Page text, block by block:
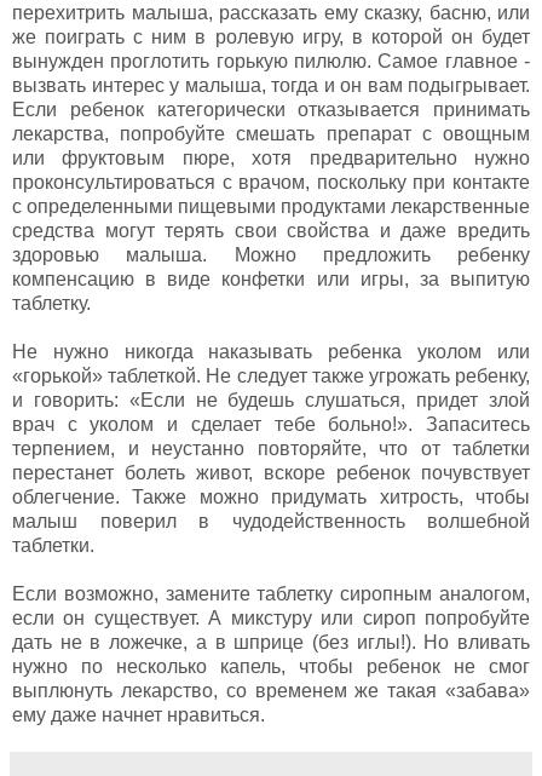
перехитрить малыша, рассказать ему сказку, басню, или
же поиграть с ним в ролевую игру, в которой он будет
вынужден проглотить горькую пилюлю. Самое главное -
вызвать интерес у малыша, тогда и он вам подыгрывает.
Если ребенок категорически отказывается принимать
лекарства, попробуйте смешать препарат с овощным
или фруктовым пюре, хотя предварительно нужно
проконсультироваться с врачом, поскольку при контакте
с определенными пищевыми продуктами лекарственные
средства могут терять свои свойства и даже вредить
здоровью малыша. Можно предложить ребенку
компенсацию в виде конфетки или игры, за выпитую
таблетку.
Не нужно никогда наказывать ребенка уколом или
«горькой» таблеткой. Не следует также угрожать ребенку,
и говорить: «Если не будешь слушаться, придет злой
врач с уколом и сделает тебе больно!». Запаситесь
терпением, и неустанно повторяйте, что от таблетки
перестанет болеть живот, вскоре ребенок почувствует
облегчение. Также можно придумать хитрость, чтобы
малыш поверил в чудодейственность волшебной
таблетки.
Если возможно, замените таблетку сиропным аналогом,
если он существует. А микстуру или сироп попробуйте
дать не в ложечке, а в шприце (без иглы!). Но вливать
нужно по несколько капель, чтобы ребенок не смог
выплюнуть лекарство, со временем же такая «забава»
ему даже начнет нравиться.